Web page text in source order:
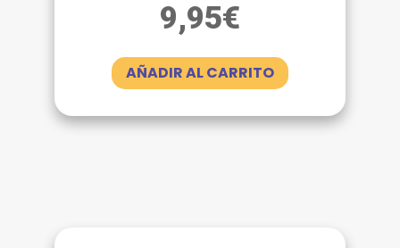
9,95€
AÑADIR AL CARRITO